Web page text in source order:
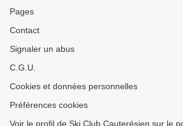
Pages
Contact
Signaler un abus
C.G.U.
Cookies et données personnelles
Préférences cookies
Voir le profil de Ski Club Cauterésien sur le